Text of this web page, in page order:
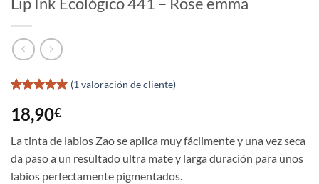
con 5de 5
en base a
valoración
de un
cliente
(1 valoración de cliente)
18,90€
La tinta de labios Zao se aplica muy fácilmente y una vez seca
da paso a un resultado ultra mate y larga duración para unos
labios perfectamente pigmentados.